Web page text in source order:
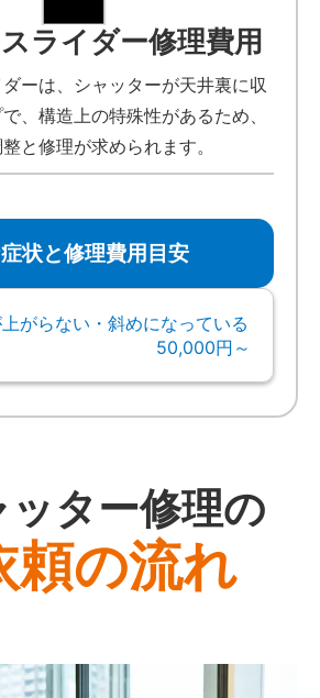
ライダー修理費用
ーは、シャッターが天井裏に収
、構造上の特殊性があるため、
と修理が求められます。
状と修理費用目安
がらない・斜めになっている
50,000円～
ター修理の
頼の流れ